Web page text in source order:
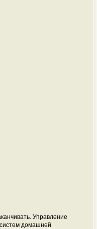
Управление
домашней